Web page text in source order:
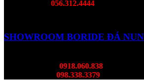
056.312.4444
SHOWROOM BORIDE ĐÁ
0918.060.838
098.338.3379